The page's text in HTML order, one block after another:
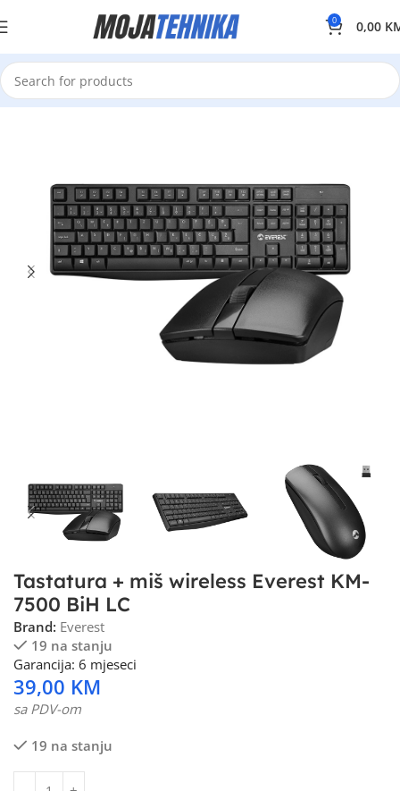
0 0,00
Tastatura + miš wireless Everest KM-
7500 BiH LC
Brand: Everest
19 na stanju
Garancija: 6 mjeseci
39,00 KM
sa PDV-om
19 na stanju